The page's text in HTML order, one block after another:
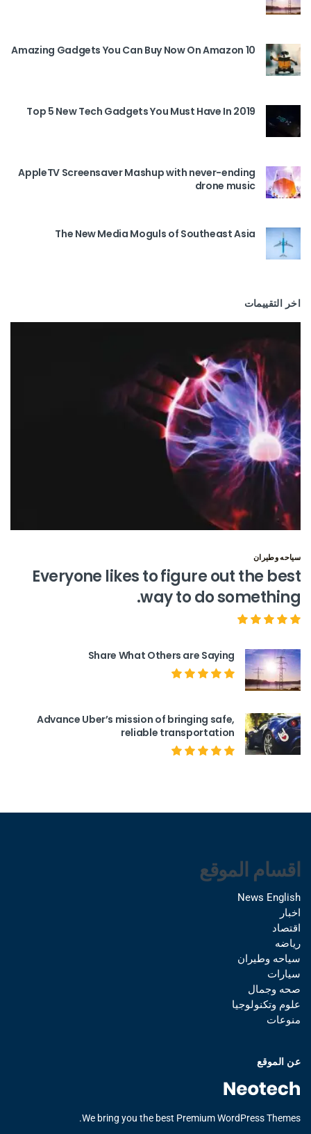
10 Amazing Gadgets You Can Buy Now On Amazon
Top 5 New Tech Gadgets You Must Have In 2019
AppleTV Screensaver Mashup with never-ending
drone music
The New Media Moguls of Southeast Asia
اخر التقييمات
سياحه وطيران
Everyone likes to figure out the best
way to do something.
Share What Others are Saying
Advance Uber’s mission of bringing safe,
reliable transportation
اقسام الموقع
News English
اخبار
اقتصاد
رياضه
سياحه وطيران
سيارات
صحه وجمال
علوم وتكنولوجيا
منوعات
عن الموقع
We bring you the best Premium WordPress Themes.